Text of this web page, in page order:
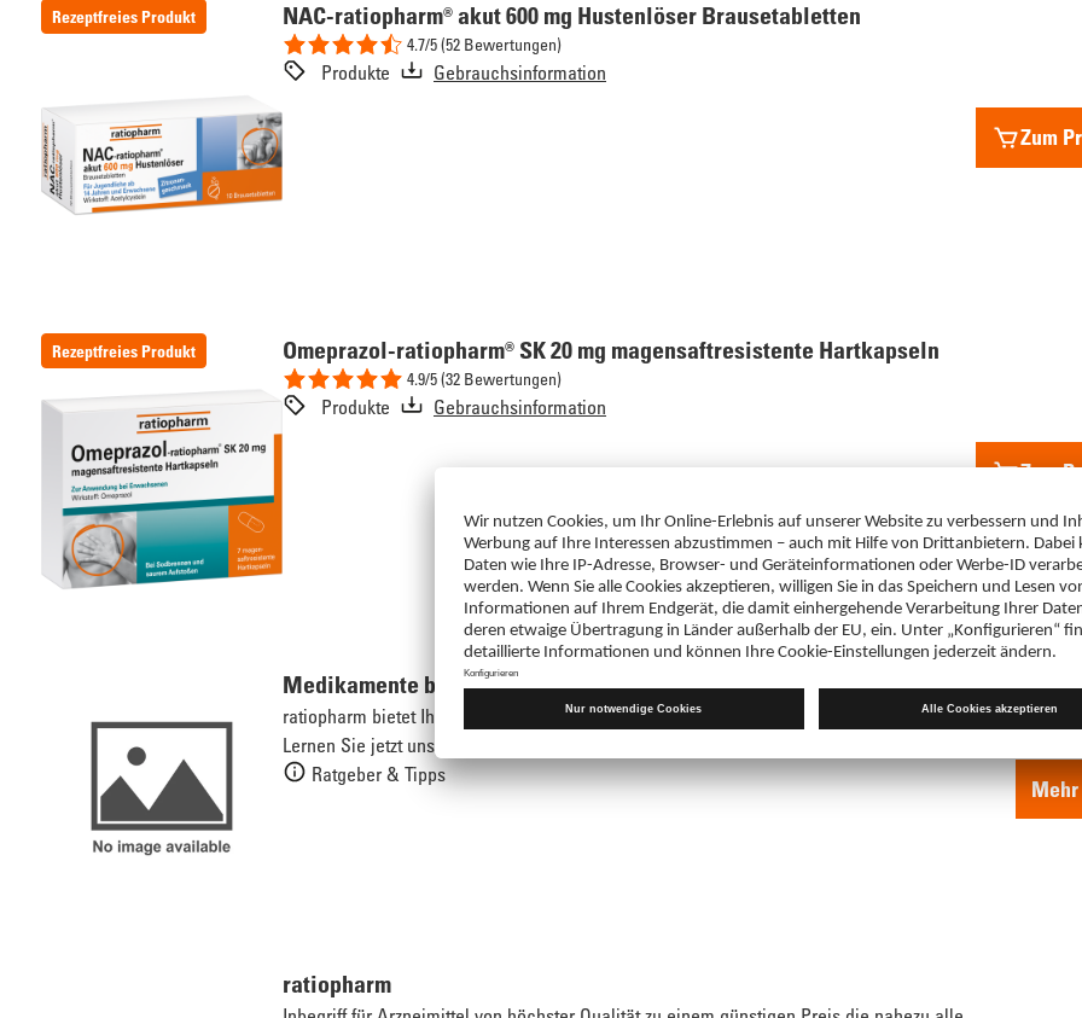
Rezeptfreies Produkt NAC-ratiopharm® akut 600 mg Hustenlöser Brausetabletten
4.7/5 (52 Bewertungen)
Produkte Gebrauchsinformation
Zum
Rezeptfreies Produkt Omeprazol-ratiopharm® SK 20 mg magensaftresistente Hartkapseln
4.9/5 (32 Bewertungen)
Produkte Gebrauchsinformation
Zum
Medikamente bei Kopfschmerzen
ratiopharm bietet Ihnen eine Reihe von Medikamenten zur Behandlung von Kopfschmerzen.
Lernen Sie jetzt unsere Präparate kennen....
Ratgeber & Tipps
ratiopharm